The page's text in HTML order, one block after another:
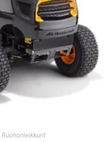
Ruohonleikkurit